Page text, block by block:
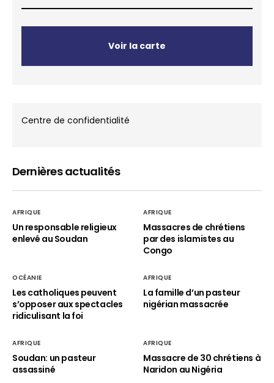
Voir la carte
Centre de confidentialité
Dernières actualités
AFRIQUE
Un responsable religieux
enlevé au Soudan
AFRIQUE
Massacres de chrétiens
par des islamistes au
Congo
OCÉANIE
Les catholiques peuvent
s’opposer aux spectacles
ridiculisant la foi
AFRIQUE
La famille d’un pasteur
nigérian massacrée
AFRIQUE
Soudan: un pasteur
assassiné
AFRIQUE
Massacre de 30 chrétiens à
Naridon au Nigéria